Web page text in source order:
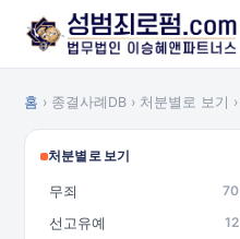
홈 › 종결사례DB › 처분별로 보기 ›
처분별로 보기
무죄 70
선고유예 12